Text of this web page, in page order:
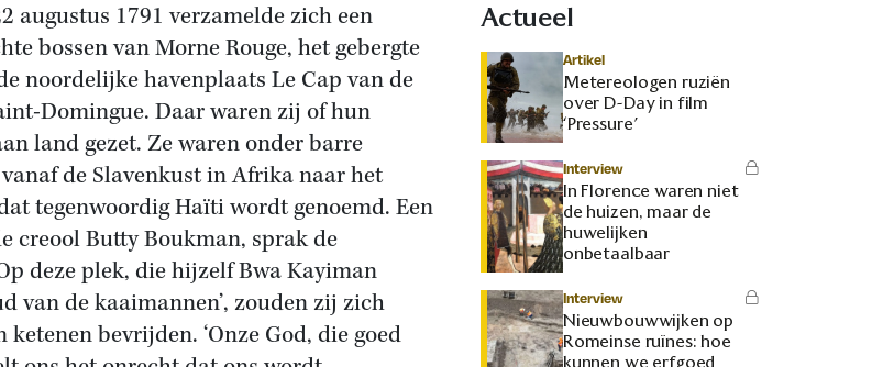
augustus 1791 verzamelde zich een
bossen van Morne Rouge, het gebergte
noordelijke havenplaats Le Cap van de
Domingue. Daar waren zij of hun
land gezet. Ze waren onder barre
de Slavenkust in Afrika naar het
tegenwoordig Haïti wordt genoemd. Een
creool Butty Boukman, sprak de
deze plek, die hijzelf Bwa Kayiman
van de kaaimannen’, zouden zij zich
ketenen bevrijden. ‘Onze God, die goed
Actueel
Artikel
Metereologen ruziën
over D-Day in film
‘Pressure’
Interview
In Florence waren niet
de huizen, maar de
huwelijken
onbetaalbaar
Interview
Nieuwbouwwijken op
Romeinse ruïnes: hoe
kunnen we erfgoed